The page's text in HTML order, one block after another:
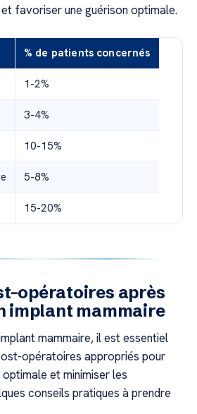
favoriser une guérison optimale.
% de patients concernés
1-2%
3-4%
10-15%
5-8%
15-20%
opératoires après
implant mammaire
mammaire, il est essentiel
opératoires appropriés pour
et minimiser les
conseils pratiques à prendre